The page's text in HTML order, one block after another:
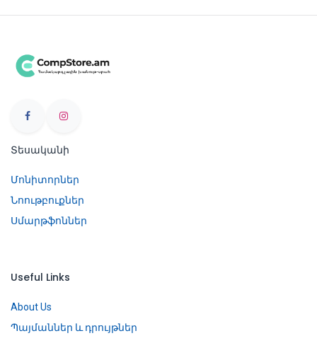
Տեսականի
Մոնիտորներ
Նոութբուքներ
Սմարթֆոններ
Useful Links
About Us
Պայմաններ և դրույթներ